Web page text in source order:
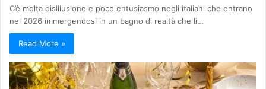
C’è molta disillusione e poco entusiasmo negli italiani che entrano
nel 2026 immergendosi in un bagno di realtà che li…
Read More »